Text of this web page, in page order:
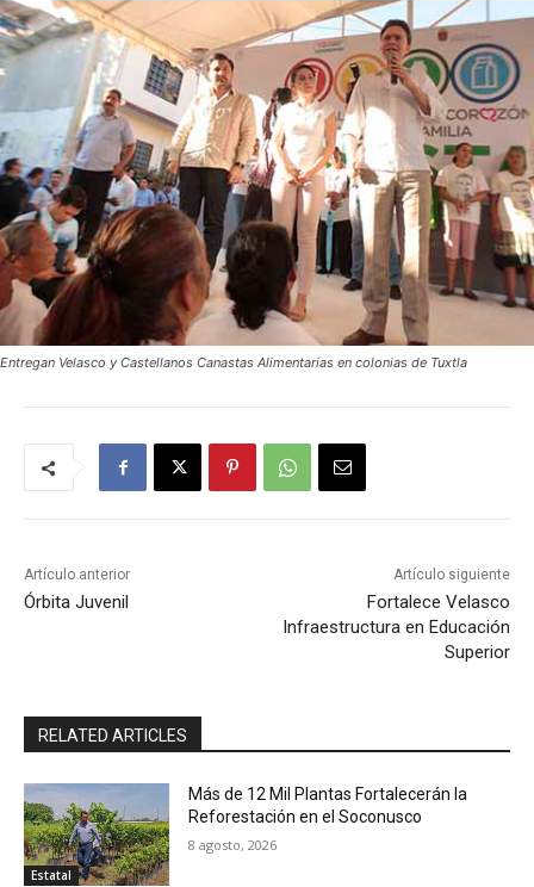
Entregan Velasco y Castellanos Canastas Alimentarias en colonias de Tuxtla
Artículo anterior
Órbita Juvenil
Artículo siguiente
Fortalece Velasco
Infraestructura en Educación
Superior
RELATED ARTICLES
Estatal
Más de 12 Mil Plantas Fortalecerán la
Reforestación en el Soconusco
8 agosto, 2026